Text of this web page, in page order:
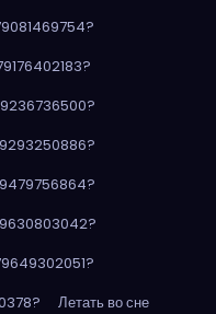
Летать во сне